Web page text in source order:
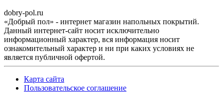
dobry-pol.ru
«Добрый пол» - интернет магазин напольных покрытий.
Данный интернет-сайт носит исключительно
информационный характер, вся информация носит
ознакомительный характер и ни при каких условиях не
является публичной офертой.
Карта сайта
Пользовательское соглашение